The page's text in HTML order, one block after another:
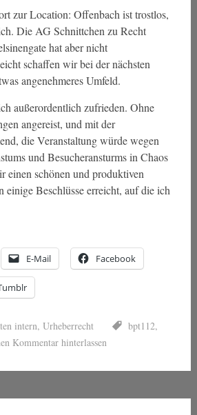
zur Location: Offenbach ist trostlos,
Die AG Schnittchen zu Recht
hat aber nicht
schaffen wir bei der nächsten
angenehmeres Umfeld.
außerordentlich zufrieden. Ohne
angereist, und mit der
die Veranstaltung würde wegen
und Besucheransturms in Chaos
einen schönen und produktiven
einige Beschlüsse erreicht, auf die ich
E-Mail Facebook
intern, Urheberrecht bpt112,
Kommentar hinterlassen